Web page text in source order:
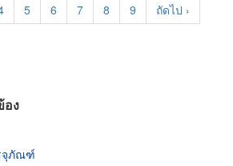
Page
5 Page
6 Page
7 Page
8 Page
9
Next
page
ถัดไป ›
อง
จุภัณฑ์